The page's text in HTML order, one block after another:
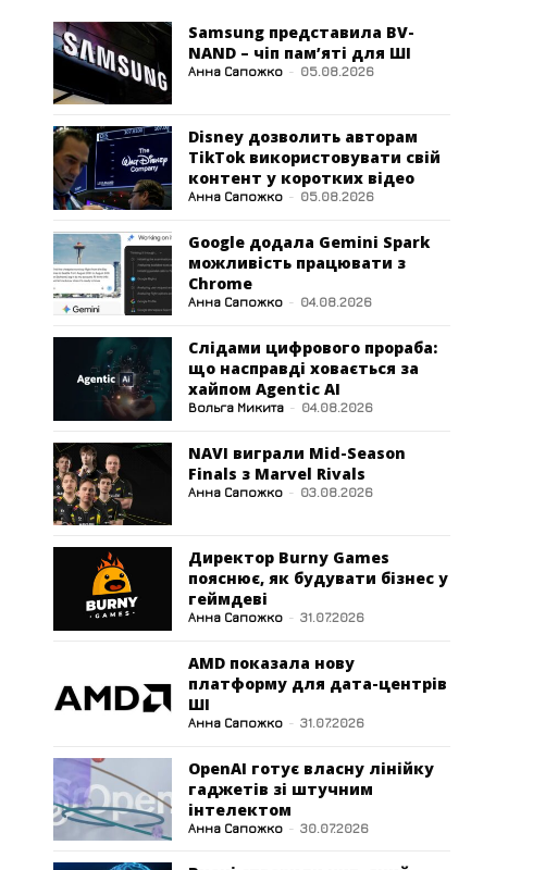
Samsung представила BV-
NAND – чіп пам’яті для ШІ
Анна Сапожко - 05.08.2026
Disney дозволить авторам
TikTok використовувати свій
контент у коротких відео
Анна Сапожко - 05.08.2026
Google додала Gemini Spark
можливість працювати з
Chrome
Анна Сапожко - 04.08.2026
Слідами цифрового прораба:
що насправді ховається за
хайпом Agentic AI
Вольга Микита - 04.08.2026
NAVI виграли Mid-Season
Finals з Marvel Rivals
Анна Сапожко - 03.08.2026
Директор Burny Games
пояснює, як будувати бізнес у
геймдеві
Анна Сапожко - 31.07.2026
AMD показала нову
платформу для дата-центрів
ШІ
Анна Сапожко - 31.07.2026
OpenAI готує власну лінійку
гаджетів зі штучним
інтелектом
Анна Сапожко - 30.07.2026